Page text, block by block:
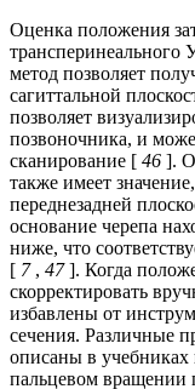
Оценка положения
трансперинеального
метод позволяет
сагиттальной
позволяет
позвоночника, и
сканирование [ 46 ].
также имеет
переднезадней
основание черепа
ниже, что
[ 7, 47]. Когда
скорректировать
избавлены от
сечения. Различные
описаны в учебниках
пальцевом